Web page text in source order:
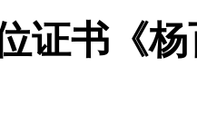
证书《